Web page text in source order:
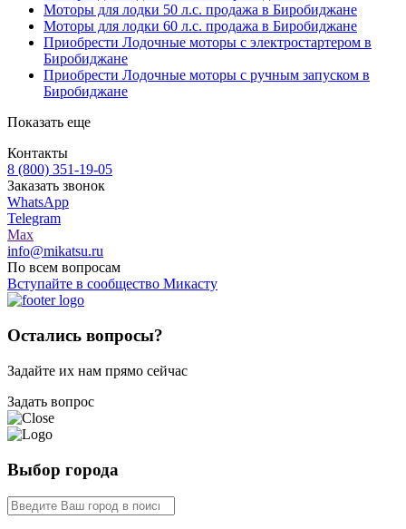
Моторы для лодки 50 л.с. продажа в Биробиджане
Моторы для лодки 60 л.с. продажа в Биробиджане
Приобрести Лодочные моторы с электростартером в
Биробиджане
Приобрести Лодочные моторы с ручным запуском в
Биробиджане
Показать еще
Контакты
8 (800) 351-19-05
Заказать звонок
WhatsApp
Telegram
Max
info@mikatsu.ru
По всем вопросам
Вступайте в сообщество Микасту
Остались вопросы?
Задайте их нам прямо сейчас
Задать вопрос
Выбор города